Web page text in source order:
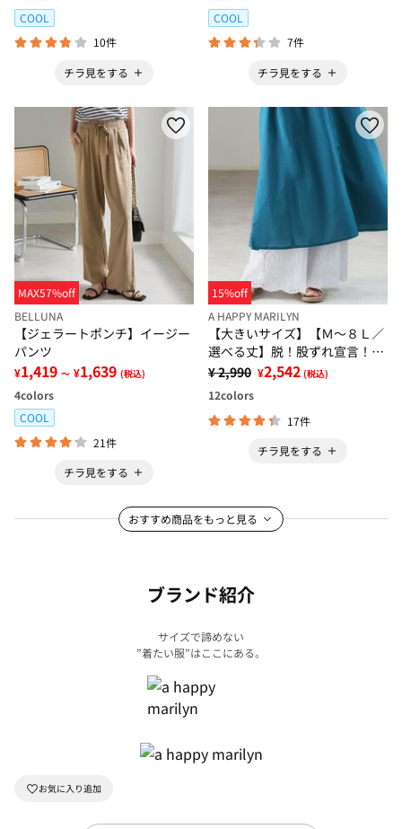
COOL
10件
チラ見をする
COOL
7件
チラ見をする
MAX57%off
BELLUNA
【ジェラートポンチ】イージー
パンツ
¥1,419 ～ ¥1,639 (税込)
4colors
COOL
21件
チラ見をする
15%off
A HAPPY MARILYN
【大きいサイズ】【Ｍ～８Ｌ／
選べる丈】脱！股ずれ宣言！裾
レースぺチパンツ
¥ 2,990 ¥2,542 (税込)
12colors
17件
チラ見をする
おすすめ商品をもっと見る
ブランド紹介
サイズで諦めない
”着たい服”はここにある。